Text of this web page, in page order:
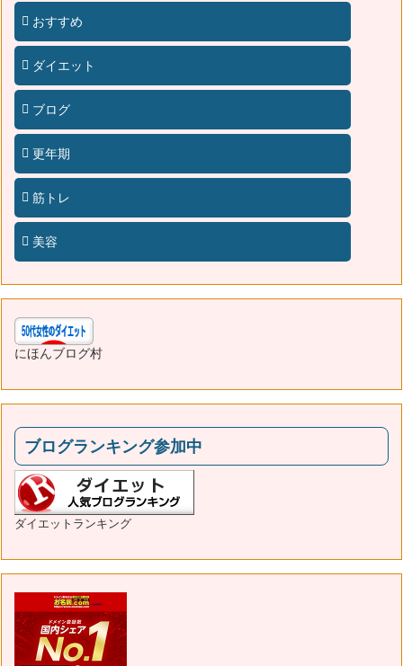
おすすめ
ダイエット
ブログ
更年期
筋トレ
美容
にほんブログ村
ブログランキング参加中
ダイエットランキング